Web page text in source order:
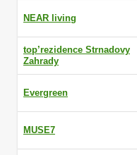
NEAR living
top’rezidence Strnadovy
Zahrady
Evergreen
MUSE7